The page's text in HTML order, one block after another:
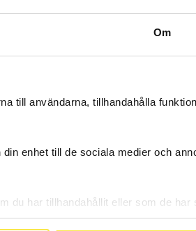
Om
till användarna, tillhandahålla
enhet till de sociala medier och
du har tillhandahållit eller som de har
de förändras på något sätt?